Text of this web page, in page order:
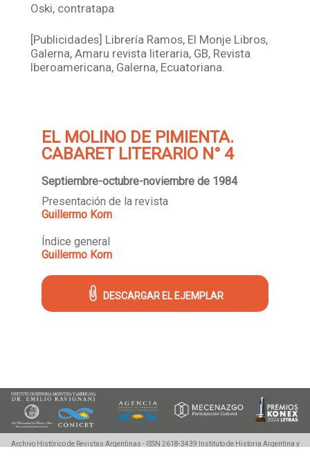
Oski, contratapa
[Publicidades] Librería Ramos, El Monje Libros,
Galerna, Amaru revista literaria, GB, Revista
Iberoamericana, Galerna, Ecuatoriana.
EL MOLINO DE PIMIENTA.
CABARET LITERARIO N° 4
Septiembre-octubre-noviembre de 1984
Presentación de la revista
Guillermo Korn
Índice general
Guillermo Korn
DESCARGAR EL EJEMPLAR
Archivo Histórico de Revistas Argentinas - ISSN 2618-3439
Instituto de Historia Argentina y